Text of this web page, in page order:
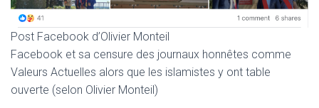
Post Facebook d’Olivier Monteil
Facebook et sa censure des journaux honnêtes comme
Valeurs Actuelles alors que les islamistes y ont table
ouverte (selon Olivier Monteil)